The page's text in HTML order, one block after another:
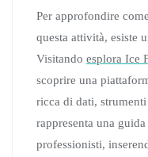
Per approfondire
questa attività, esiste
Visitando esplora Ice
scoprire una
ricca di dati,
rappresenta una
professionisti,